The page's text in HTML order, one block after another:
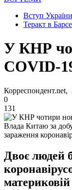
Вступ
Теракт в
У КНР
COVID-
Корреспондент.net,
0
131
Влада Китаю за
зараження
Двоє людей